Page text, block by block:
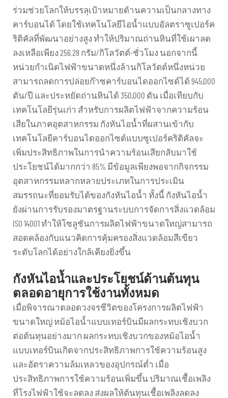
ร่วมช่วยโลกให้บรรลุเป้าหมายด้านความเป็นกลางทาง
คาร์บอนได้ โดยใช้เทคโนโลยีไอน้ำแบบอัลตราซูเปอร์ค
ริติคัลที่พัฒนาอย่างสูง ทำให้ปริมาณถ่านหินที่ใช้เผาลด
ลงเหลือเพียง 256.28 กรัม/กิโลวัตต์-ชั่วโมง นอกจากนี้
หน่วยกำเนิดไฟฟ้าขนาดหนึ่งล้านกิโลวัตต์หนึ่งหน่วย
สามารถลดการปล่อยก๊าซคาร์บอนไดออกไซด์ได้ 945,000
ตัน/ปี และประหยัดถ่านหินได้ 350,000 ตัน เมื่อเทียบกับ
เทคโนโลยีรุ่นเก่า สำหรับการผลิตไฟฟ้าจากความร้อน
เสียในภาคอุตสาหกรรม กังหันไอน้ำที่ผสานเข้ากับ
เทคโนโลยีคาร์บอนไดออกไซด์แบบซูเปอร์คริติคัลจะ
เพิ่มประสิทธิภาพในการนำความร้อนเสียกลับมาใช้
ประโยชน์ได้มากกว่า 85% มีข้อมูลเพียงพอจากกิจกรรม
อุตสาหกรรมหลากหลายประเภทในการประเมิน
สมรรถนะที่ยอมรับได้ของกังหันไอน้ำ ทั้งนี้ กังหันไอน้ำ
ยังผ่านการรับรองมาตรฐานระบบการจัดการสิ่งแวดล้อม
ISO 14001 ทำให้โซลูชันการผลิตไฟฟ้าขนาดใหญ่สามารถ
สอดคล้องกับแนวคิดการคุ้มครองสิ่งแวดล้อมสีเขียว
ระดับโลกได้อย่างใกล้เคียงยิ่งขึ้น
กังหันไอน้ำและประโยชน์ด้านต้นทุน
ตลอดอายุการใช้งานทั้งหมด
เมื่อพิจารณาตลอดวงจรชีวิตของโครงการผลิตไฟฟ้า
ขนาดใหญ่ หม้อไอน้ำแบบเทอร์บินมีผลกระทบเชิงบวก
ต่อต้นทุนอย่างมาก ผลกระทบเชิงบวกของหม้อไอน้ำ
แบบเทอร์บินเกิดจากประสิทธิภาพการใช้ความร้อนสูง
และอัตราความล้มเหลวของอุปกรณ์ต่ำ เมื่อ
ประสิทธิภาพการใช้ความร้อนเพิ่มขึ้น ปริมาณเชื้อเพลิง
ที่โรงไฟฟ้าใช้จะลดลง ส่งผลให้ต้นทุนเชื้อเพลิงลดลง